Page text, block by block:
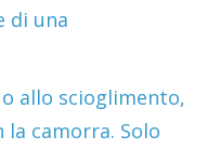
di una
allo scioglimento,
la camorra. Solo